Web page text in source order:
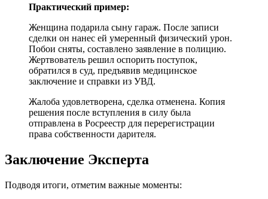
Практический пример:
Женщина подарила сыну гараж. После записи
сделки он нанес ей умеренный физический урон.
Побои сняты, составлено заявление в полицию.
Жертвователь решил оспорить поступок,
обратился в суд, предъявив медицинское
заключение и справки из УВД.
Жалоба удовлетворена, сделка отменена. Копия
решения после вступления в силу была
отправлена ​​в Росреестр для перерегистрации
права собственности дарителя.
Заключение Эксперта
Подводя итоги, отметим важные моменты: